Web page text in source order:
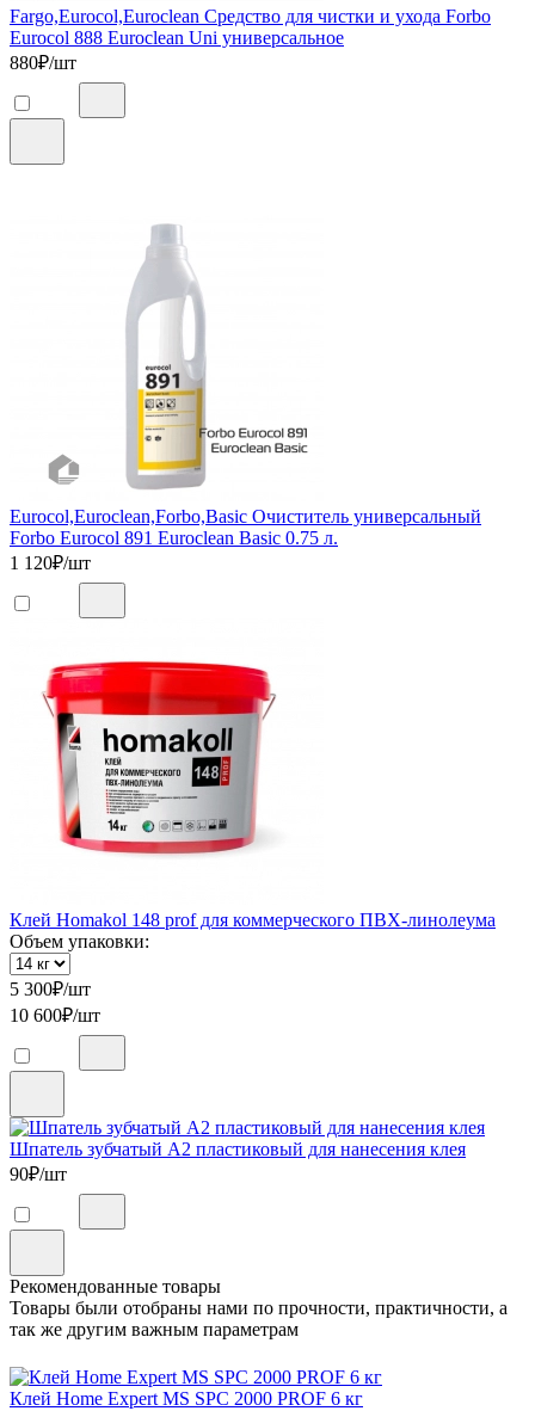
Fargo,Eurocol,Euroclean Средство для чистки и ухода Forbo
Eurocol 888 Euroclean Uni универсальное
880₽/шт
Eurocol,Euroclean,Forbo,Basic Очиститель универсальный
Forbo Eurocol 891 Euroclean Basic 0.75 л.
1 120₽/шт
Клей Homakol 148 prof для коммерческого ПВХ-линолеума
Объем упаковки:
5 300₽/шт
10 600₽/шт
Шпатель зубчатый А2 пластиковый для нанесения клея
90₽/шт
Рекомендованные товары
Товары были отобраны нами по прочности, практичности, а
так же другим важным параметрам
Клей Home Expert MS SPC 2000 PROF 6 кг